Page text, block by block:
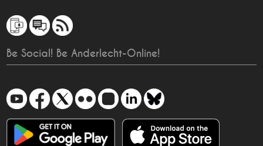
Be Social! Be Anderlecht-Online!